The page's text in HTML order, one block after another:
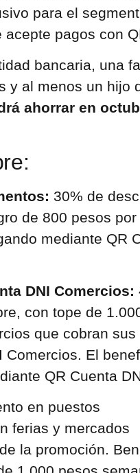
para el
pagos con
bancaria, una
y al menos un hijo
ahorrar en
30% de
de 800 pesos por
mediante QR
DNI Comercios:
con tope de
que cobran sus
Comercios. El
QR Cuenta
en puestos
ferias y mercados
la promoción.